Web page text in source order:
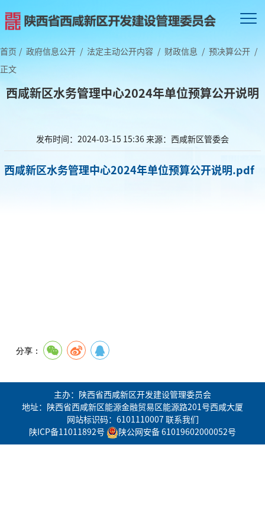
首页 / 政府信息公开 / 法定主动公开内容 / 财政信息 / 预决算公开 /
正文
西咸新区水务管理中心2024年单位预算公开说明
发布时间：2024-03-15 15:36来源：西咸新区管委会
西咸新区水务管理中心2024年单位预算公开说明.pdf
分享：
主办：陕西省西咸新区开发建设管理委员会
地址：陕西省西咸新区能源金融贸易区能源路201号西咸大厦
网站标识码：6101110007 联系我们
陕ICP备11011892号
陕公网安备 61019602000052号